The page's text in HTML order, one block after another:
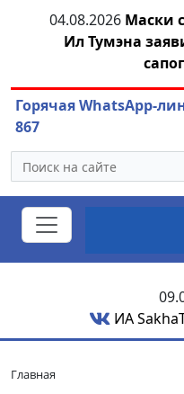
Маски
Ил Тумэна заявил о
сапоге»
Горячая WhatsApp-
867
ИА
Главная